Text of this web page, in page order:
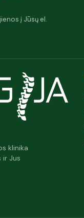
į Jūsų el.
klinika
ir Jus